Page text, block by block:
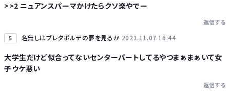
>>2 ニュアンスパーマかけたらクソ楽やでー
返信する
5 名無しはプレタポルテの夢を見るか 2021.11.07 16:44
大学生だけど似合ってないセンターパートしてるやつまぁまぁいて女
子ウケ悪い
返信する